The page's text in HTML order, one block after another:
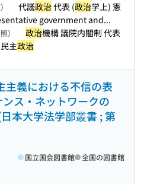
代議政治代表 (政治学上) 憲
government and...
） 政治機構 議院内閣制 代表
民主政治
主義における不信の表
ンス・ネットワークの
本大学法学部叢書 ; 第
国立国会図書館 全国の図書館